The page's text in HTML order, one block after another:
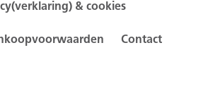
& cookies
Contact